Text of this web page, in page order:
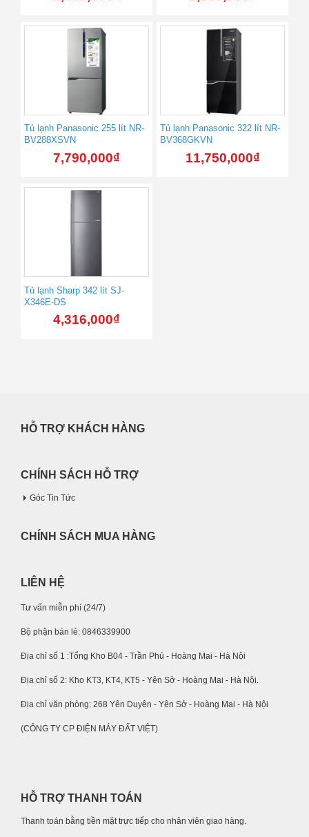
Tủ lạnh Panasonic 255 lít NR-
BV288XSVN
7,790,000₫
Tủ lạnh Panasonic 322 lít NR-
BV368GKVN
11,750,000₫
Tủ lạnh Sharp 342 lít SJ-
X346E-DS
4,316,000₫
HỖ TRỢ KHÁCH HÀNG
CHÍNH SÁCH HỖ TRỢ
Góc Tin Tức
CHÍNH SÁCH MUA HÀNG
LIÊN HỆ
Tư vấn miễn phí (24/7)
Bộ phận bán lẻ: 0846339900
Địa chỉ số 1 :Tổng Kho B04 - Trần Phú - Hoàng Mai - Hà Nội
Địa chỉ số 2: Kho KT3, KT4, KT5 - Yên Sở - Hoàng Mai - Hà Nội.
Địa chỉ văn phòng: 268 Yên Duyên - Yên Sở - Hoàng Mai - Hà Nội
(CÔNG TY CP ĐIỆN MÁY ĐẤT VIỆT)
HỖ TRỢ THANH TOÁN
Thanh toán bằng tiền mặt trực tiếp cho nhân viên giao hàng.